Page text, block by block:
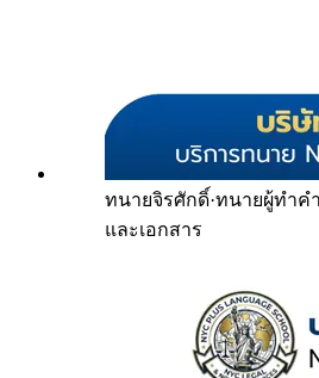
ทนายจิรศักดิ์·ทนายผู้ทำค
และเอกสาร